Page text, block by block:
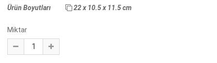
Ürün Boyutları
22 x 10.5 x 11.5 cm
Miktar